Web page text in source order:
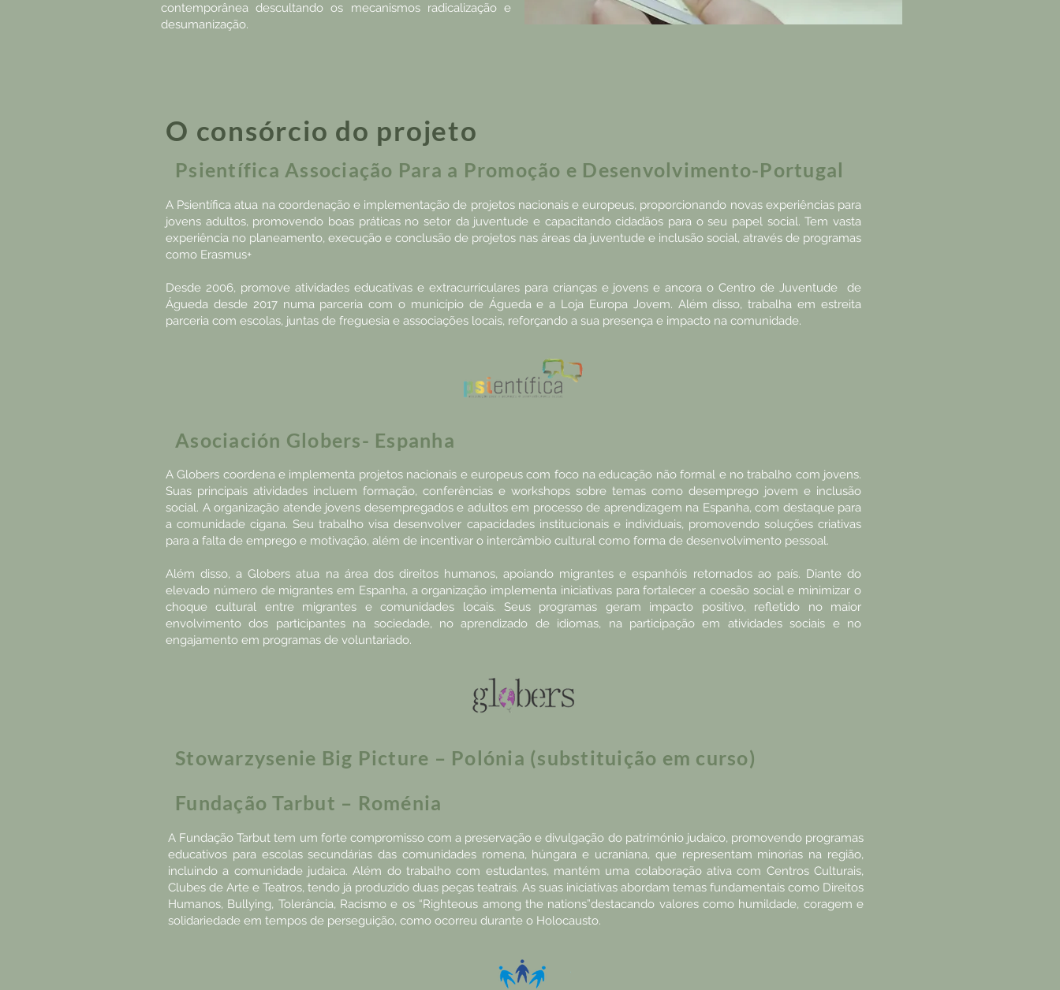
contemporânea descultando os mecanismos radicalização e
desumanização.
O consórcio do projeto
Psientífica Associação Para a Promoção e Desenvolvimento-Portugal
A Psientífica atua na coordenação e implementação de projetos nacionais e europeus, proporcionando novas experiências para
jovens adultos, promovendo boas práticas no setor da juventude e capacitando cidadãos para o seu papel social. Tem vasta
experiência no planeamento, execução e conclusão de projetos nas áreas da juventude e inclusão social, através de programas
como Erasmus+
Desde 2006, promove atividades educativas e extracurriculares para crianças e jovens e ancora o Centro de Juventude de
Águeda desde 2017 numa parceria com o município de Águeda e a Loja Europa Jovem. Além disso, trabalha em estreita
parceria com escolas, juntas de freguesia e associações locais, reforçando a sua presença e impacto na comunidade.
Asociación Globers- Espanha
A Globers coordena e implementa projetos nacionais e europeus com foco na educação não formal e no trabalho com jovens.
Suas principais atividades incluem formação, conferências e workshops sobre temas como desemprego jovem e inclusão
social. A organização atende jovens desempregados e adultos em processo de aprendizagem na Espanha, com destaque para
a comunidade cigana. Seu trabalho visa desenvolver capacidades institucionais e individuais, promovendo soluções criativas
para a falta de emprego e motivação, além de incentivar o intercâmbio cultural como forma de desenvolvimento pessoal.
Além disso, a Globers atua na área dos direitos humanos, apoiando migrantes e espanhóis retornados ao país. Diante do
elevado número de migrantes em Espanha, a organização implementa iniciativas para fortalecer a coesão social e minimizar o
choque cultural entre migrantes e comunidades locais. Seus programas geram impacto positivo, refletido no maior
envolvimento dos participantes na sociedade, no aprendizado de idiomas, na participação em atividades sociais e no
engajamento em programas de voluntariado.
Stowarzysenie Big Picture – Polónia (substituição em curso)
Fundação Tarbut – Roménia
A Fundação Tarbut tem um forte compromisso com a preservação e divulgação do património judaico, promovendo programas
educativos para escolas secundárias das comunidades romena, húngara e ucraniana, que representam minorias na região,
incluindo a comunidade judaica. Além do trabalho com estudantes, mantém uma colaboração ativa com Centros Culturais,
Clubes de Arte e Teatros, tendo já produzido duas peças teatrais. As suas iniciativas abordam temas fundamentais como Direitos
Humanos, Bullying, Tolerância, Racismo e os “Righteous among the nations”destacando valores como humildade, coragem e
solidariedade em tempos de perseguição, como ocorreu durante o Holocausto.